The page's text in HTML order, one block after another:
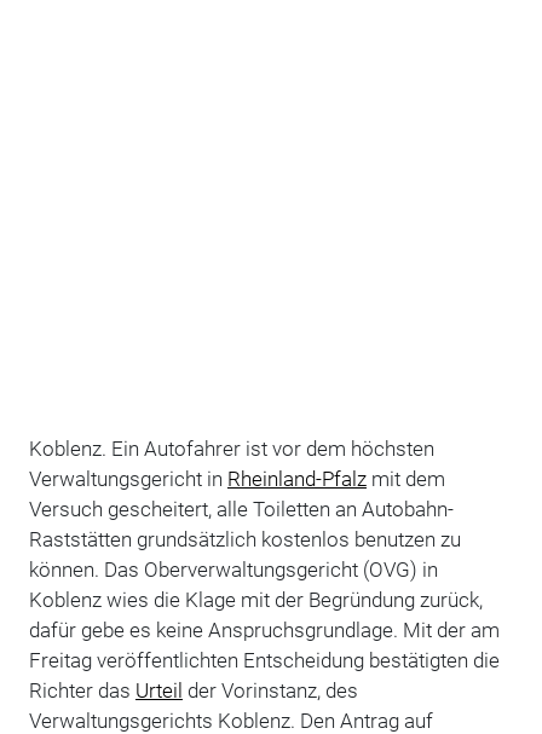
Koblenz. Ein Autofahrer ist vor dem höchsten
Verwaltungsgericht in Rheinland-Pfalzmit dem
Versuch gescheitert, alle Toiletten an Autobahn-
Raststätten grundsätzlich kostenlos benutzen zu
können. Das Oberverwaltungsgericht (OVG) in
Koblenz wies die Klage mit der Begründung zurück,
dafür gebe es keine Anspruchsgrundlage. Mit der am
Freitag veröffentlichten Entscheidung bestätigten die
Richter das Urteil der Vorinstanz, des
Verwaltungsgerichts Koblenz. Den Antrag auf